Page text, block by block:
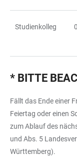
Studienkolleg
* BITTE
Fällt das Ende einer
Feiertag oder einen
zum Ablauf des
und Abs. 5
Württemberg).